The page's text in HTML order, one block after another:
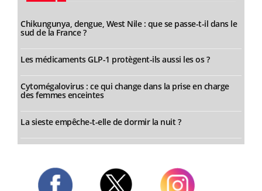
Chikungunya, dengue, West Nile : que se passe-t-il dans le
sud de la France ?
Les médicaments GLP-1 protègent-ils aussi les os ?
Cytomégalovirus : ce qui change dans la prise en charge
des femmes enceintes
La sieste empêche-t-elle de dormir la nuit ?